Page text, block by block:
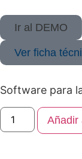
Ir al DEMO
Ver ficha
Software para
Añadir